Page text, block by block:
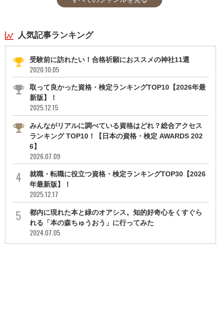
人気記事ランキング
受験前に訪れたい！合格祈願におススメの神社11選
2020.10.05
取って良かった資格・検定ランキングTOP10【2026年最
新版】！
2025.12.15
みんながリアルに調べている資格はどれ？総合アクセス
ランキング TOP10！【日本の資格・検定 AWARDS 202
6】
2026.07.09
就職・転職に役立つ資格・検定ランキングTOP30【2026
年最新版】！
2025.12.17
都内に現れた本と緑のオアシス。知的好奇心をくすぐら
れる「本の森ちゅうおう」に行ってみた
2024.07.05